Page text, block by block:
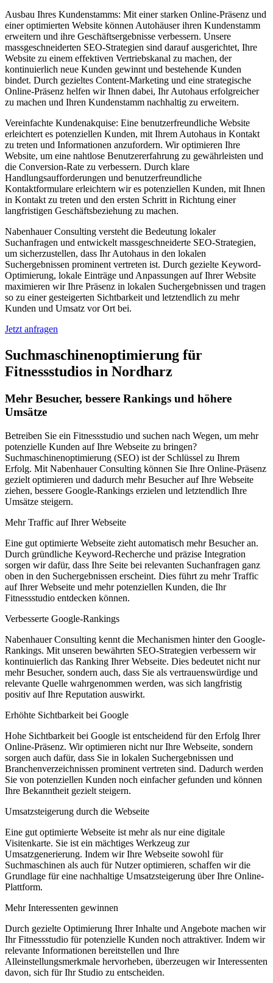
Ausbau Ihres Kundenstamms: Mit einer starken Online-Präsenz und
einer optimierten Website können Autohäuser ihren Kundenstamm
erweitern und ihre Geschäftsergebnisse verbessern. Unsere
massgeschneiderten SEO-Strategien sind darauf ausgerichtet, Ihre
Website zu einem effektiven Vertriebskanal zu machen, der
kontinuierlich neue Kunden gewinnt und bestehende Kunden
bindet. Durch gezieltes Content-Marketing und eine strategische
Online-Präsenz helfen wir Ihnen dabei, Ihr Autohaus erfolgreicher
zu machen und Ihren Kundenstamm nachhaltig zu erweitern.
Vereinfachte Kundenakquise: Eine benutzerfreundliche Website
erleichtert es potenziellen Kunden, mit Ihrem Autohaus in Kontakt
zu treten und Informationen anzufordern. Wir optimieren Ihre
Website, um eine nahtlose Benutzererfahrung zu gewährleisten und
die Conversion-Rate zu verbessern. Durch klare
Handlungsaufforderungen und benutzerfreundliche
Kontaktformulare erleichtern wir es potenziellen Kunden, mit Ihnen
in Kontakt zu treten und den ersten Schritt in Richtung einer
langfristigen Geschäftsbeziehung zu machen.
Nabenhauer Consulting versteht die Bedeutung lokaler
Suchanfragen und entwickelt massgeschneiderte SEO-Strategien,
um sicherzustellen, dass Ihr Autohaus in den lokalen
Suchergebnissen prominent vertreten ist. Durch gezielte Keyword-
Optimierung, lokale Einträge und Anpassungen auf Ihrer Website
maximieren wir Ihre Präsenz in lokalen Suchergebnissen und tragen
so zu einer gesteigerten Sichtbarkeit und letztendlich zu mehr
Kunden und Umsatz vor Ort bei.
Jetzt anfragen
Suchmaschinenoptimierung für
Fitnessstudios in Nordharz
Mehr Besucher, bessere Rankings und höhere
Umsätze
Betreiben Sie ein Fitnessstudio und suchen nach Wegen, um mehr
potenzielle Kunden auf Ihre Webseite zu bringen?
Suchmaschinenoptimierung (SEO) ist der Schlüssel zu Ihrem
Erfolg. Mit Nabenhauer Consulting können Sie Ihre Online-Präsenz
gezielt optimieren und dadurch mehr Besucher auf Ihre Webseite
ziehen, bessere Google-Rankings erzielen und letztendlich Ihre
Umsätze steigern.
Mehr Traffic auf Ihrer Webseite
Eine gut optimierte Webseite zieht automatisch mehr Besucher an.
Durch gründliche Keyword-Recherche und präzise Integration
sorgen wir dafür, dass Ihre Seite bei relevanten Suchanfragen ganz
oben in den Suchergebnissen erscheint. Dies führt zu mehr Traffic
auf Ihrer Webseite und mehr potenziellen Kunden, die Ihr
Fitnessstudio entdecken können.
Verbesserte Google-Rankings
Nabenhauer Consulting kennt die Mechanismen hinter den Google-
Rankings. Mit unseren bewährten SEO-Strategien verbessern wir
kontinuierlich das Ranking Ihrer Webseite. Dies bedeutet nicht nur
mehr Besucher, sondern auch, dass Sie als vertrauenswürdige und
relevante Quelle wahrgenommen werden, was sich langfristig
positiv auf Ihre Reputation auswirkt.
Erhöhte Sichtbarkeit bei Google
Hohe Sichtbarkeit bei Google ist entscheidend für den Erfolg Ihrer
Online-Präsenz. Wir optimieren nicht nur Ihre Webseite, sondern
sorgen auch dafür, dass Sie in lokalen Suchergebnissen und
Branchenverzeichnissen prominent vertreten sind. Dadurch werden
Sie von potenziellen Kunden noch einfacher gefunden und können
Ihre Bekanntheit gezielt steigern.
Umsatzsteigerung durch die Webseite
Eine gut optimierte Webseite ist mehr als nur eine digitale
Visitenkarte. Sie ist ein mächtiges Werkzeug zur
Umsatzgenerierung. Indem wir Ihre Webseite sowohl für
Suchmaschinen als auch für Nutzer optimieren, schaffen wir die
Grundlage für eine nachhaltige Umsatzsteigerung über Ihre Online-
Plattform.
Mehr Interessenten gewinnen
Durch gezielte Optimierung Ihrer Inhalte und Angebote machen wir
Ihr Fitnessstudio für potenzielle Kunden noch attraktiver. Indem wir
relevante Informationen bereitstellen und Ihre
Alleinstellungsmerkmale hervorheben, überzeugen wir Interessenten
davon, sich für Ihr Studio zu entscheiden.